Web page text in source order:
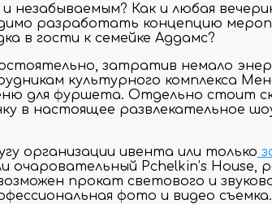
Как и любая
разработать концепцию
в гости к семейке Аддамс?
затратив немало
культурного комплекса
для фуршета. Отдельно стоит
в настоящее развлекательное
организации ивента или только
очаровательный Pchelkin’s
прокат светового и
фото и видео съемка.